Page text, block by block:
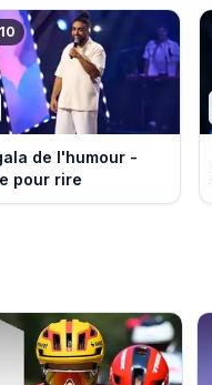
de l'humour -
pour rire